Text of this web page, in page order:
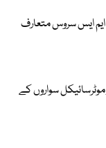
ایس سروس متعارف
سواروں کے